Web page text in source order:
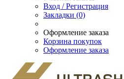
Вход / Регистрация
Закладки (0)
Оформление заказа
Корзина покупок
Оформление заказа